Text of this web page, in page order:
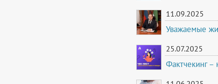
11.09.2025
Уважаемые
25.07.2025
Фактчекинг